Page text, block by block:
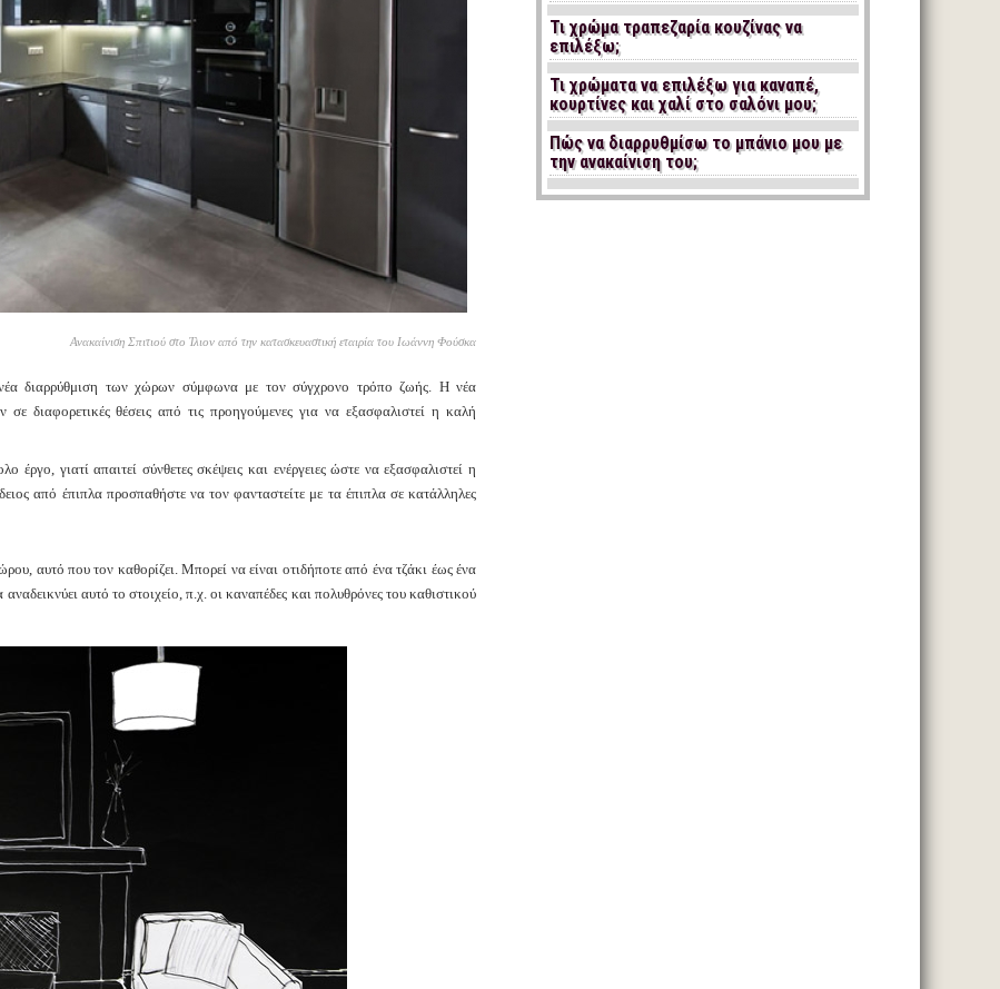
Ανακαίνιση Σπιτιού στο Ίλιον από την κατασκευαστική εταιρία του Ιωάννη Φούσκα
νέα διαρρύθμιση των χώρων σύμφωνα με τον σύγχρονο τρόπο ζωής. Η νέα
διαφορετικές θέσεις από τις προηγούμενες για να εξασφαλιστεί η καλή
γιατί απαιτεί σύνθετες σκέψεις και ενέργειες ώστε να εξασφαλιστεί η
από έπιπλα προσπαθήστε να τον φανταστείτε με τα έπιπλα σε κατάλληλες
αυτό που τον καθορίζει. Μπορεί να είναι οτιδήποτε από ένα τζάκι έως ένα
αυτό το στοιχείο, π.χ. οι καναπέδες και πολυθρόνες του καθιστικού
Τι χρώμα τραπεζαρία κουζίνας να
επιλέξω;
Τι χρώματα να επιλέξω για καναπέ,
κουρτίνες και χαλί στο σαλόνι μου;
Πώς να διαρρυθμίσω το μπάνιο μου με
την ανακαίνιση του;